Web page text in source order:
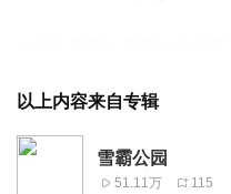
的詮釋，再配合國寶級的
片，將雪霸的奇景與生態
以上内容来自专辑
雪霸公园
51.11万 115